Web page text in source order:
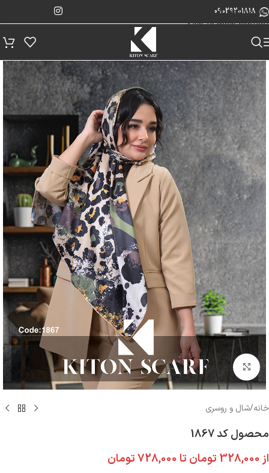
Skip to navigation
Skip to main content
09029201818
بزرگنمایی تصویر
خانه/شال و روسری
محصول کد 1867
از 328,000 تومان تا 728,000تومان